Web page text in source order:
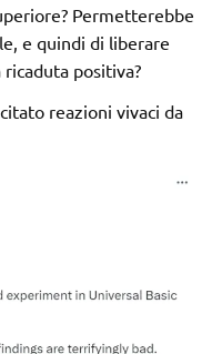
Permetterebbe
e quindi di liberare
positiva?
reazioni vivaci da